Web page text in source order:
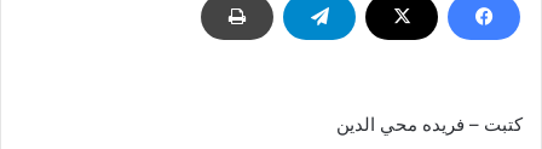
كتبت – فريده محي الدين